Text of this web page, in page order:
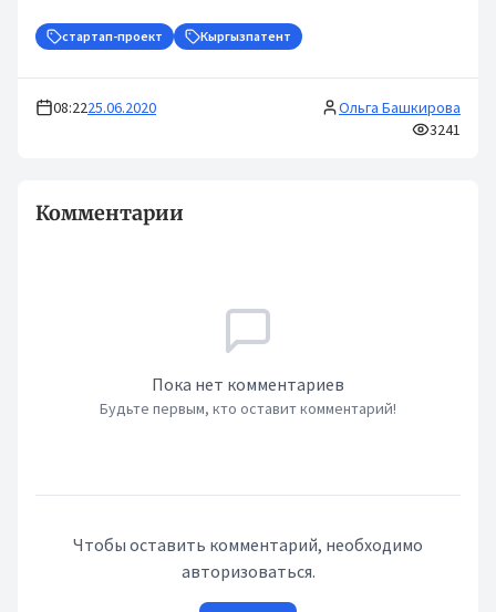
стартап-проект Кыргызпатент
08:2225.06.2020
Ольга Башкирова
3241
Комментарии
Пока нет комментариев
Будьте первым, кто оставит комментарий!
Чтобы оставить комментарий, необходимо
авторизоваться.